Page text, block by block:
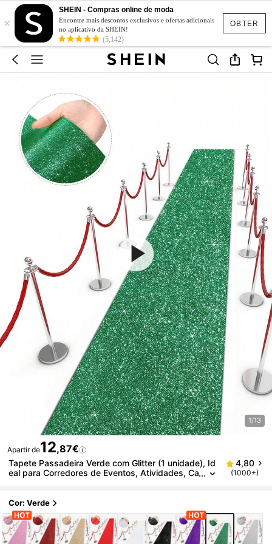
OBTER
×
SHEIN - Compras online de moda
Encontre mais descontos exclusivos e ofertas adicionais
no aplicativo da SHEIN!
(5,142)
1/13
Apartir de12,87€
Tapete Passadeira Verde com Glitter (1 unidade), Id
eal para Corredores de Eventos, Atividades, Ca
o, Aniversários, Chás de Panela, Pedidos de Casam
ento, Festas de Fim de Ano, Aniversários e Casame
ntos.
4,80
(1000+)
Cor: Verde